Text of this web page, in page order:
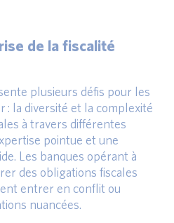
de la fiscalité
plusieurs défis pour les
: la diversité et la complexité
à travers différentes
pointue et une
Les banques opérant à
des obligations fiscales
entrer en conflit ou
nuancées.